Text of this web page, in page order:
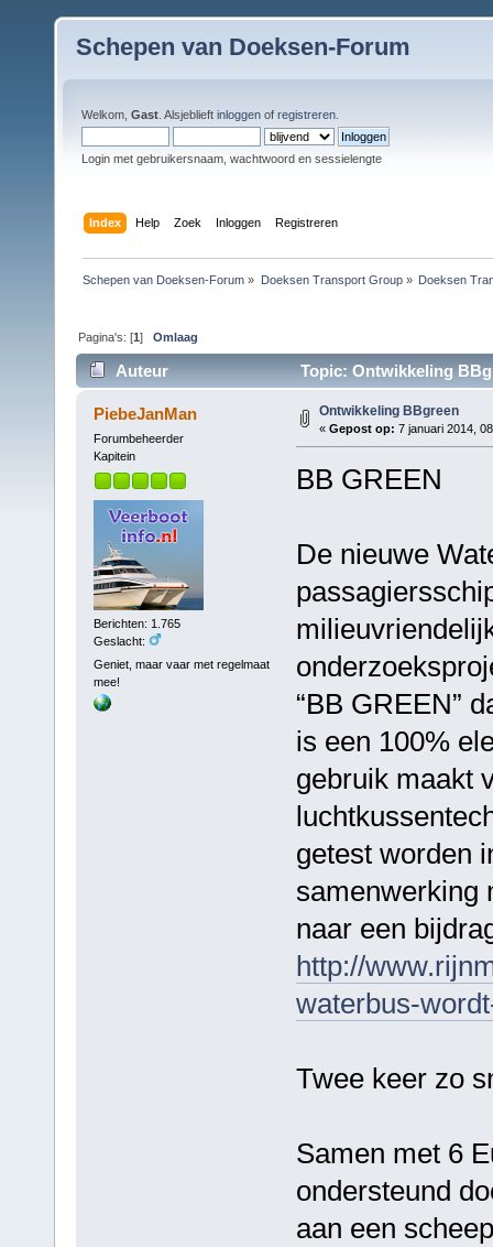
Schepen van Doeksen-Forum
Welkom, Gast . Alsjeblieft inloggen of registreren
Login met gebruikersnaam, wachtwoord en sessielengte
Index Help Zoek Inloggen Registreren
Schepen van Doeksen-Forum » Doeksen Transport Group» Doeksen
Pagina's: [1]Omlaag
Auteur Topic: Ontwikkeling
PiebeJanMan
Forumbeheerder
Kapitein
Berichten: 1.765
Geslacht:
Geniet, maar vaar met regelmaat
mee!
Ontwikkeling BBgreen
« Gepost op: 7 januari 2014,
BB GREEN
De nieuwe
“BB GREEN”
is een 100%
gebruik maakt
getest worden
samenwerking
naar een
http://
waterbus-
Twee keer zo
Samen met 6
ondersteund
aan een